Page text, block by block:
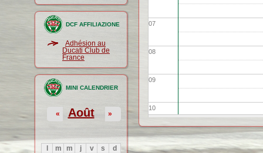
DCF AFFILIAZIONE
Adhésion au
Ducati Club de
France
MINI CALENDRIER
Août
« »
m m j v s
d
07
08
09
10
11